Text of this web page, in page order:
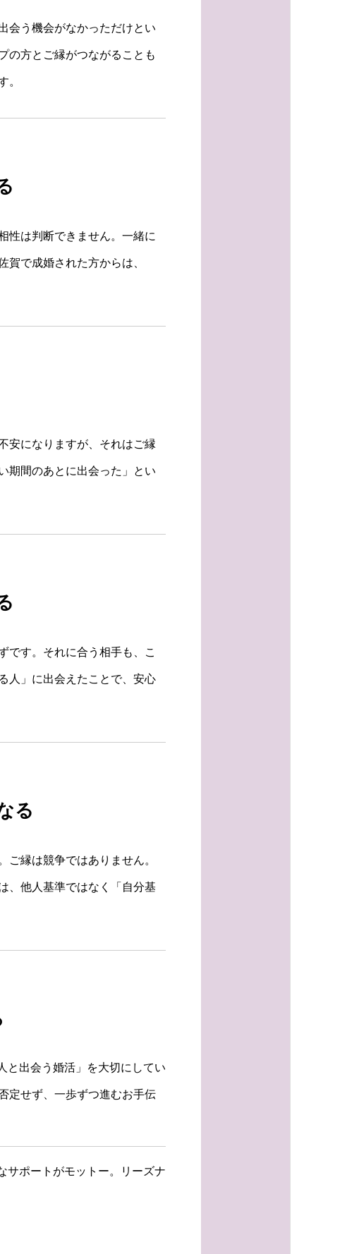
会う機会がなかっただけとい
の方とご縁がつながることも
。
性は判断できません。一緒に
で成婚された方からは、
安になりますが、それはご縁
期間のあとに出会った」とい
です。それに合う相手も、こ
人」に出会えたことで、安心
る
縁は競争ではありません。
、他人基準ではなく「自分基
と出会う婚活」を大切にしてい
定せず、一歩ずつ進むお手伝
サポートがモットー。リーズナ